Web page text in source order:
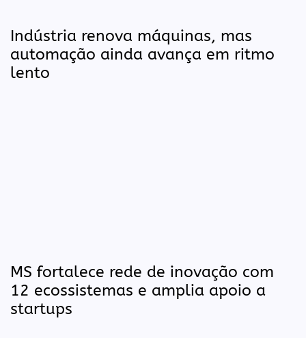
Indústria renova máquinas, mas
automação ainda avança em ritmo
lento
MS fortalece rede de inovação com
12 ecossistemas e amplia apoio a
startups